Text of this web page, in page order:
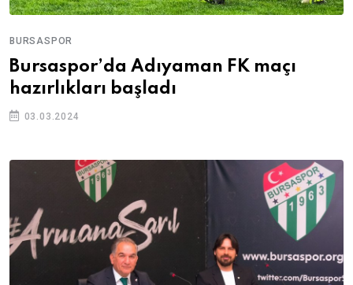
BURSASPOR
Bursaspor’da Adıyaman FK maçı
hazırlıkları başladı
03.03.2024